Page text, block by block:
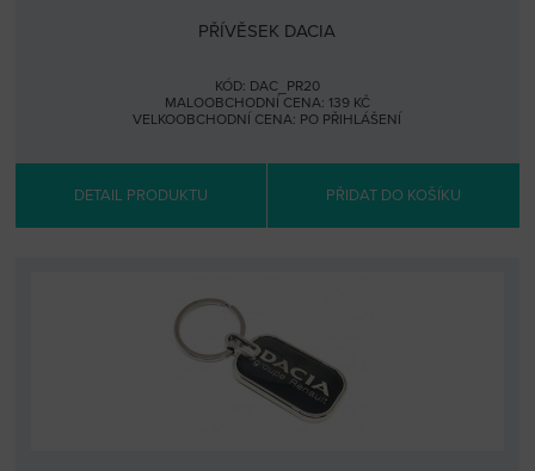
PŘÍVĚSEK DACIA
KÓD: DAC_PR20
MALOOBCHODNÍ CENA: 139 KČ
VELKOOBCHODNÍ CENA: PO PŘIHLÁŠENÍ
DETAIL PRODUKTU PŘIDAT DO KOŠÍKU